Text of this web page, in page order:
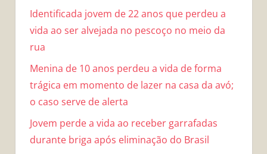
Identificada jovem de 22 anos que perdeu a
vida ao ser alvejada no pescoço no meio da
rua
Menina de 10 anos perdeu a vida de forma
trágica em momento de lazer na casa da avó;
o caso serve de alerta
Jovem perde a vida ao receber garrafadas
durante briga após eliminação do Brasil